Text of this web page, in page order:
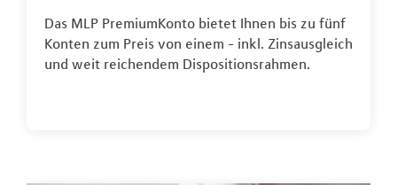
Das MLP PremiumKonto bietet Ihnen bis zu fünf
Konten zum Preis von einem - inkl. Zinsausgleich
und weit reichendem Dispositionsrahmen.